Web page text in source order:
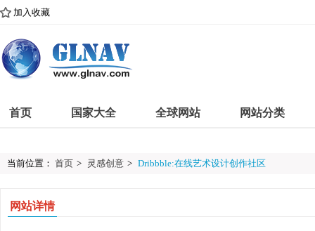
加入收藏
首页 国家大全 全球网站 网站分类
当前位置： 首页 > 灵感创意 > Dribbble:在线艺术设计创作社区
网站详情